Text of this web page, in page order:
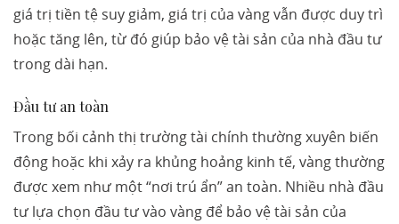
giá trị tiền tệ suy giảm, giá trị của vàng vẫn được duy trì
hoặc tăng lên, từ đó giúp bảo vệ tài sản của nhà đầu tư
trong dài hạn.
Đầu tư an toàn
Trong bối cảnh thị trường tài chính thường xuyên biến
động hoặc khi xảy ra khủng hoảng kinh tế, vàng thường
được xem như một “nơi trú ẩn” an toàn. Nhiều nhà đầu
tư lựa chọn đầu tư vào vàng để bảo vệ tài sản của